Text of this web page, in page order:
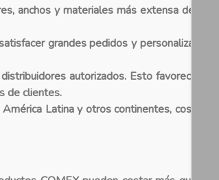
anchos y materiales más extensa del
grandes pedidos y personalizar
autorizados. Esto favorece
de clientes.
Latina y otros continentes, cosa